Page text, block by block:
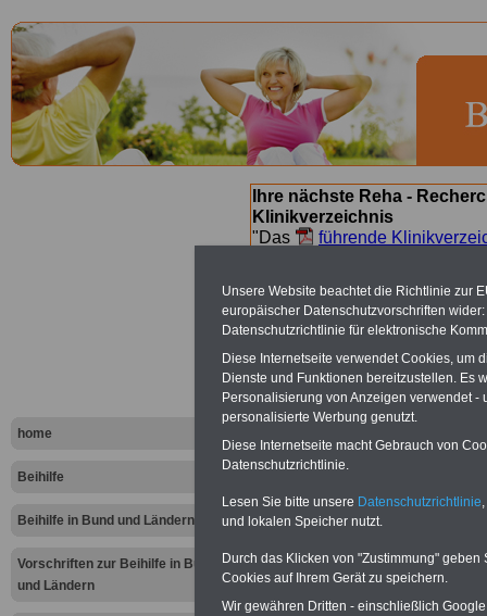
home
Beihilfe
Beihilfe in Bund und Ländern
Vorschriften zur Beihilfe in Bund
und Ländern
Ihre nächste Reha -
Klinikverzeichnis
"Das
führende
suchen. Beamtinnen und
Angebote nach
St. Peter-
In St. Peter-
Tipps
Unsere Website beachtet die Richtlinie zur
europäischer Datenschutzvorschriften
Datenschutzrichtlinie für elektronische
Diese Internetseite verwendet Cookies, um
Dienste und Funktionen bereitzustellen. Es
Personalisierung von Anzeigen verwendet
personalisierte Werbung genutzt.
Diese Internetseite macht Gebrauch von
Datenschutzrichtlinie.
Lesen Sie bitte unsere Datenschutzrichtlinie
und lokalen Speicher nutzt.
Durch das Klicken von "Zustimmung"
Cookies auf Ihrem Gerät zu speichern.
Wir gewähren Dritten - einschließlich